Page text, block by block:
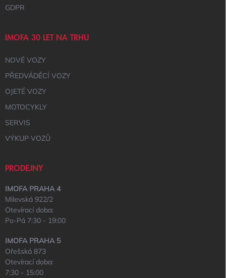
GDPR
IMOFA 30 LET NA TRHU
NOVÉ VOZY
PŘEDVÁDĚCÍ VOZY
OJETÉ VOZY
MOTOCYKLY
SERVIS
VÝKUP VOZŮ
PRODEJNY
IMOFA PRAHA 4
Milevská 922/2
Otevírací doba:
Po-Pá 7:30 - 19:00
IMOFA PRAHA 5
Ořešská 873
Otevírací doba:
7:30 - 15:00